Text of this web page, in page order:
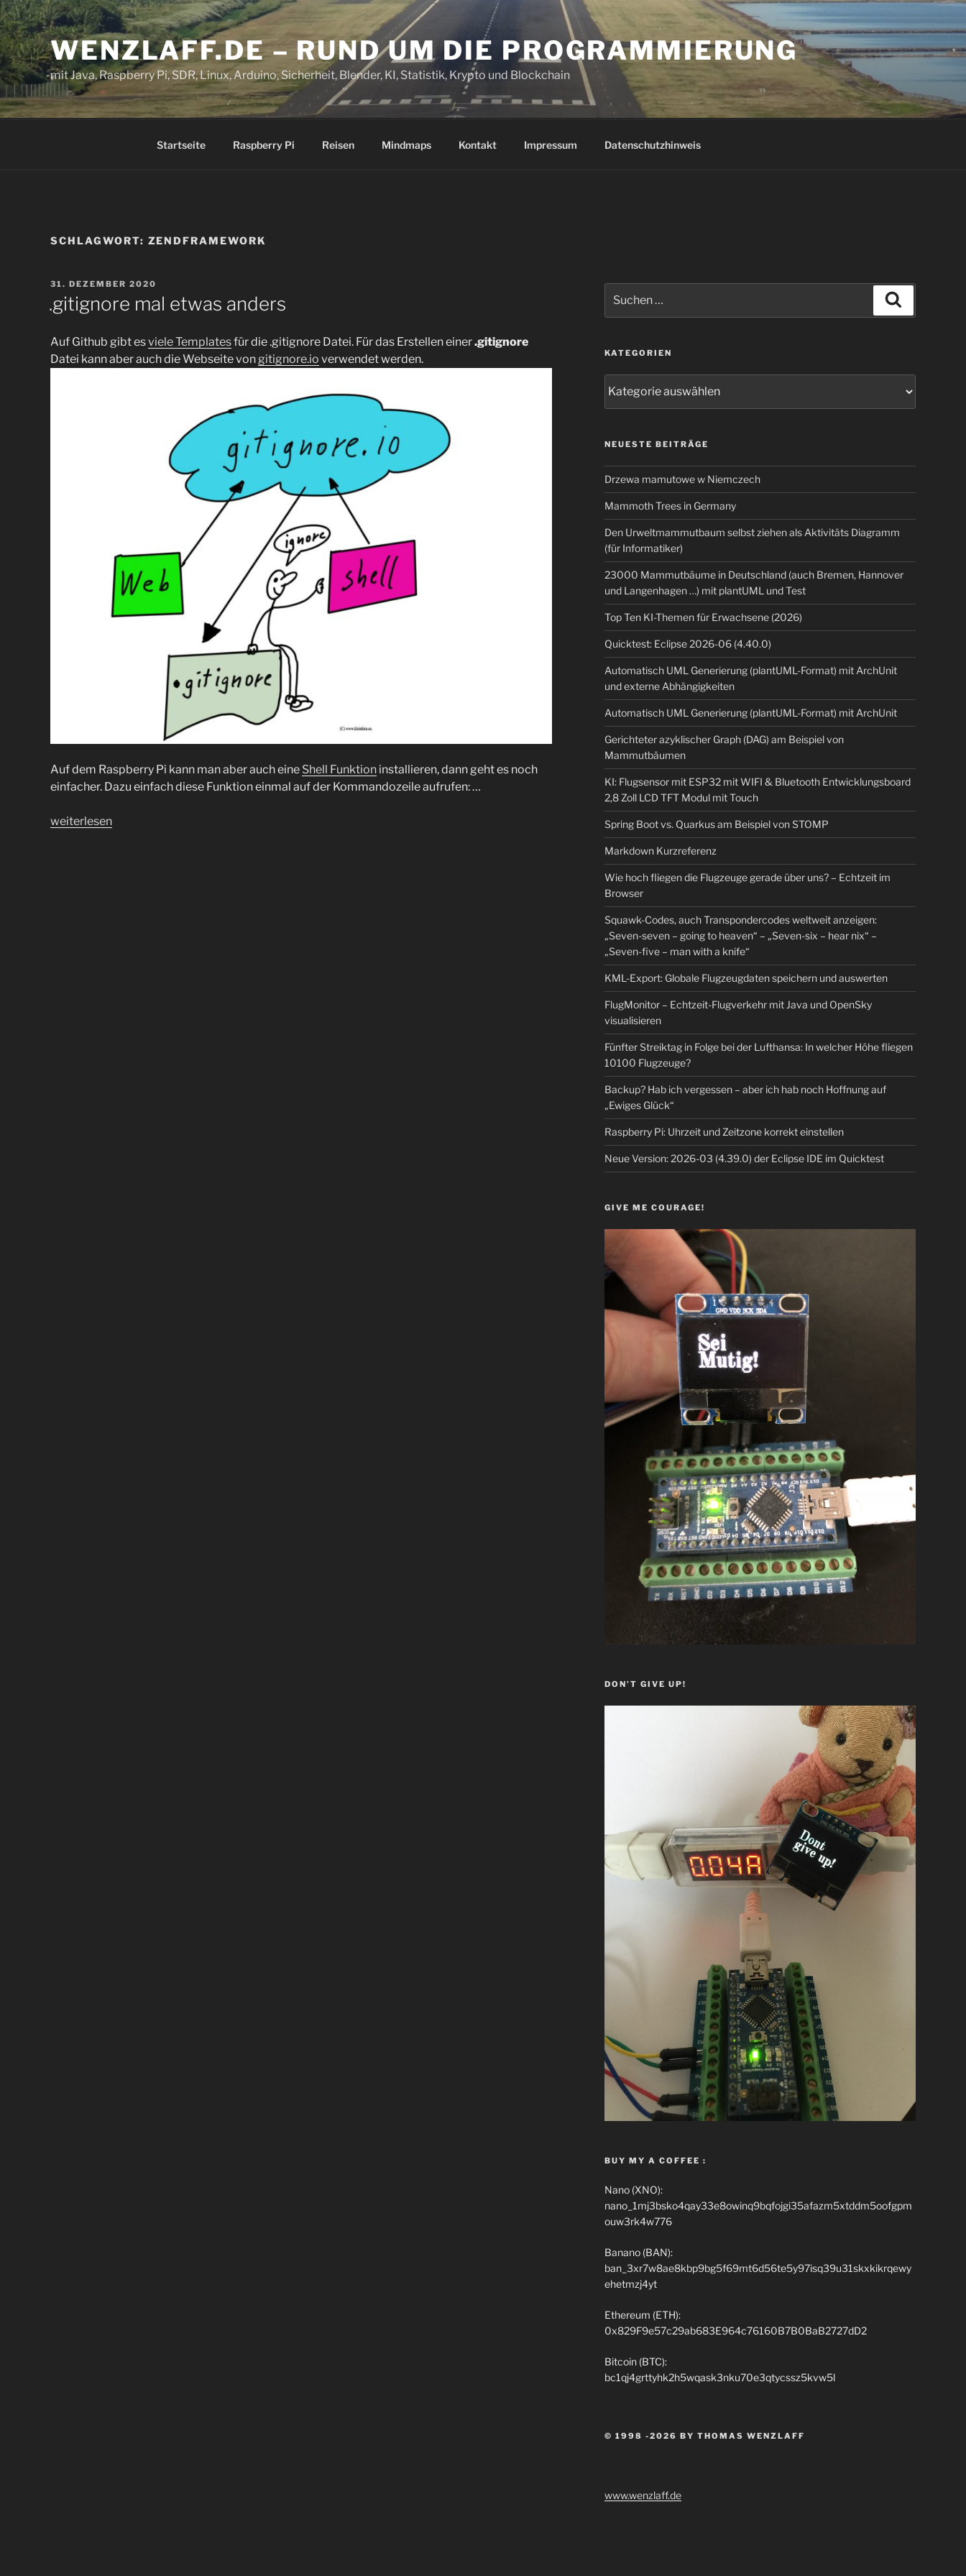
Zum
Inhalt
springen WENZLAFF.DE – RUND UM DIE PROGRAMMIERUNG
mit Java, Raspberry Pi, SDR, Linux, Arduino, Sicherheit, Blender, KI, Statistik, Krypto und Blockchain
Startseite Raspberry Pi Reisen Mindmaps Kontakt Impressum Datenschutzhinweis
SCHLAGWORT: ZENDFRAMEWORK
VERÖFFENTLICHT
AM
31. DEZEMBER 2020
.gitignore mal etwas anders
Auf Github gibt esviele Templatesfür die .gitignore Datei. Für das Erstellen einer.gitignore
Datei kann aber auch die Webseite von gitignore.io verwendet werden.
Auf dem Raspberry Pi kann man aber auch eine Shell Funktion installieren, dann geht es noch
einfacher. Dazu einfach diese Funktion einmal auf der Kommandozeile aufrufen: …
„.gitignore
weiterlesen
nach:
KATEGORIEN
NEUESTE BEITRÄGE
Drzewa mamutowe w Niemczech
Mammoth Trees in Germany
Den Urweltmammutbaum selbst ziehen als Aktivitäts Diagramm
(für Informatiker)
23000 Mammutbäume in Deutschland (auch Bremen, Hannover
und Langenhagen …) mit plantUML und Test
Top Ten KI-Themen für Erwachsene (2026)
Quicktest: Eclipse 2026-06 (4.40.0)
Automatisch UML Generierung (plantUML-Format) mit ArchUnit
und externe Abhängigkeiten
Automatisch UML Generierung (plantUML-Format) mit ArchUnit
Gerichteter azyklischer Graph (DAG) am Beispiel von
Mammutbäumen
KI: Flugsensor mit ESP32 mit WIFI & Bluetooth Entwicklungsboard
2,8 Zoll LCD TFT Modul mit Touch
Spring Boot vs. Quarkus am Beispiel von STOMP
Markdown Kurzreferenz
Wie hoch fliegen die Flugzeuge gerade über uns? – Echtzeit im
Browser
Squawk-Codes, auch Transpondercodes weltweit anzeigen:
„Seven-seven – going to heaven“ – „Seven-six – hear nix“ –
„Seven-five – man with a knife“
KML-Export: Globale Flugzeugdaten speichern und auswerten
FlugMonitor – Echtzeit-Flugverkehr mit Java und OpenSky
visualisieren
Fünfter Streiktag in Folge bei der Lufthansa: In welcher Höhe fliegen
10100 Flugzeuge?
Backup? Hab ich vergessen – aber ich hab noch Hoffnung auf
„Ewiges Glück“
Raspberry Pi: Uhrzeit und Zeitzone korrekt einstellen
Neue Version: 2026-03 (4.39.0) der Eclipse IDE im Quicktest
GIVE ME COURAGE!
DON’T GIVE UP!
BUY MY A COFFEE :
Nano (XNO):
nano_1mj3bsko4qay33e8owinq9bqfojgi35afazm5xtddm5oofgpm
ouw3rk4w776
Banano (BAN):
ban_3xr7w8ae8kbp9bg5f69mt6d56te5y97isq39u31skxkikrqewy
ehetmzj4yt
Ethereum (ETH):
0x829F9e57c29ab683E964c76160B7B0BaB2727dD2
Bitcoin (BTC):
bc1qj4grttyhk2h5wqask3nku70e3qtycssz5kvw5l
© 1998 -2026 BY THOMAS WENZLAFF
www.wenzlaff.de